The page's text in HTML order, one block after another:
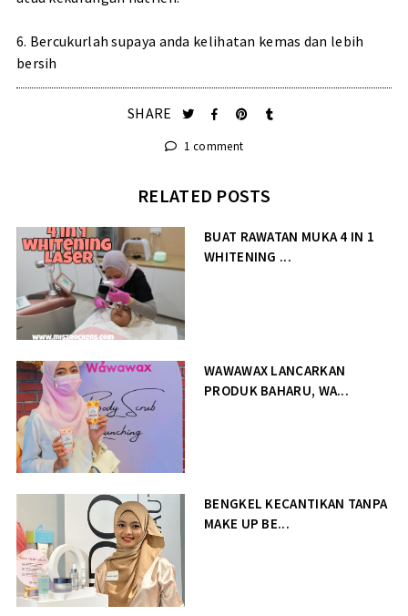
6. Bercukurlah supaya anda kelihatan kemas dan lebih
bersih
SHARE
1 comment
RELATED POSTS
BUAT RAWATAN MUKA 4 IN 1
WHITENING ...
WAWAWAX LANCARKAN
PRODUK BAHARU, WA...
BENGKEL KECANTIKAN TANPA
MAKE UP BE...